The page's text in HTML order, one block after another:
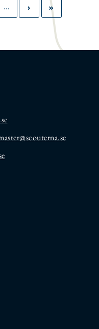
…
Nästa
sida
›
Sista
sidan
»